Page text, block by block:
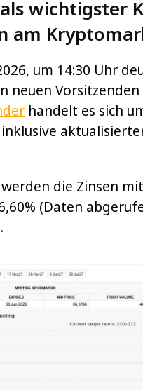
als wichtigster
am
um 14:30 Uhr
neuen
handelt es sich
werden die Zinsen
(Daten